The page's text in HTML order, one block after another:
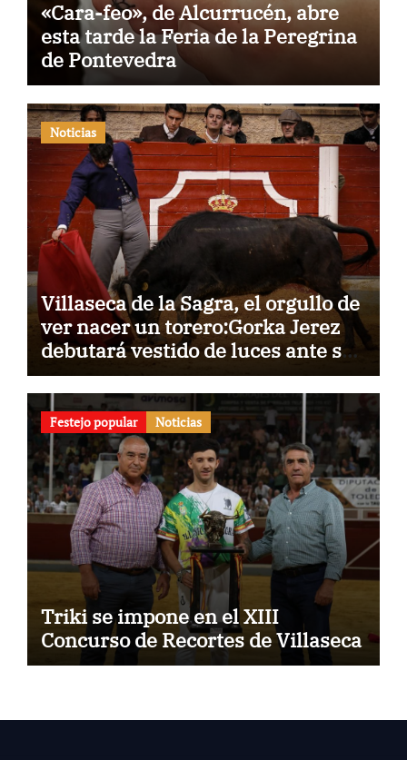
«Cara-feo», de Alcurrucén, abre
esta tarde la Feria de la Peregrina
de Pontevedra
Noticias
Villaseca de la Sagra, el orgullo de
ver nacer un torero:Gorka Jerez
debutará vestido de luces ante su
pueblo
Festejo popular Noticias
Triki se impone en el XIII
Concurso de Recortes de Villaseca